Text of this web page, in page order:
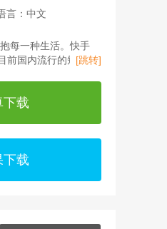
言：中文
每一种生活。快手
前国内流行的短视频
[跳转]
下载
下载